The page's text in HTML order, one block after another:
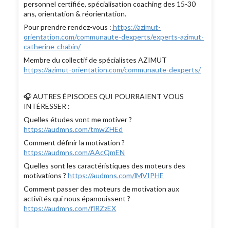
personnel certifiée, spécialisation coaching des 15-30
ans, orientation & réorientation.
Pour prendre rendez-vous : https://azimut-
orientation.com/communaute-dexperts/experts-azimut-
catherine-chabin/
Membre du collectif de spécialistes AZIMUT
https://azimut-orientation.com/communaute-dexperts/
🎧 AUTRES ÉPISODES QUI POURRAIENT VOUS
INTÉRESSER :
Quelles études vont me motiver ?
https://audmns.com/tmwZHEd
Comment définir la motivation ?
https://audmns.com/AAcQmEN
Quelles sont les caractéristiques des moteurs des
motivations ?https://audmns.com/lMVIPHE
Comment passer des moteurs de motivation aux
activités qui nous épanouissent ?
https://audmns.com/flRZzEX